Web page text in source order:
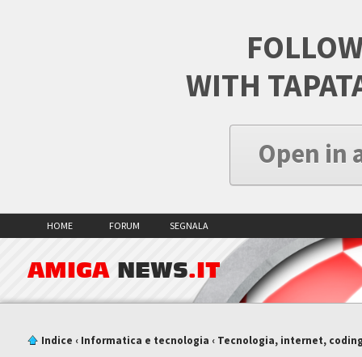
WITH
Open in
HOME FORUM SEGNALA
AMIGA NEWS.IT
Indice ‹ Informatica e tecnologia ‹ Tecnologia, internet,